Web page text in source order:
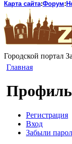
Карта сайта:Форум:
Городской портал
Главная
Профиль
Регистрация
Вход
Забыли